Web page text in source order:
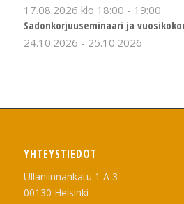
17.08.2026 klo 18:00 - 19:00
Sadonkorjuuseminaari ja
24.10.2026 - 25.10.2026
YHTEYSTIEDOT
Ullanlinnankatu 1 A 3
00130 Helsinki